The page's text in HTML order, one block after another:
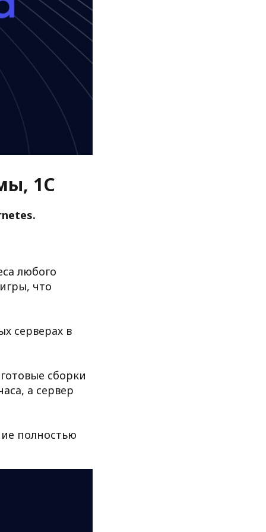
1С
любого
что
серверах в
сборки
а сервер
полностью